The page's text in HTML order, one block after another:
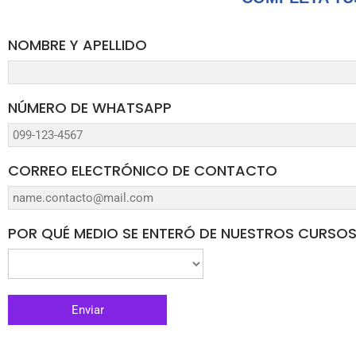
NOMBRE Y APELLIDO
NÚMERO DE WHATSAPP
CORREO ELECTRÓNICO DE CONTACTO
POR QUÉ MEDIO SE ENTERÓ DE NUESTROS